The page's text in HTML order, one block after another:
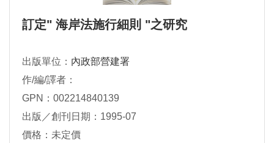
訂定" 海岸法施行細則 "之研究
出版單位： 內政部營建署
作/編/譯者：
GPN：002214840139
出版／創刊日期：1995-07
價格：未定價